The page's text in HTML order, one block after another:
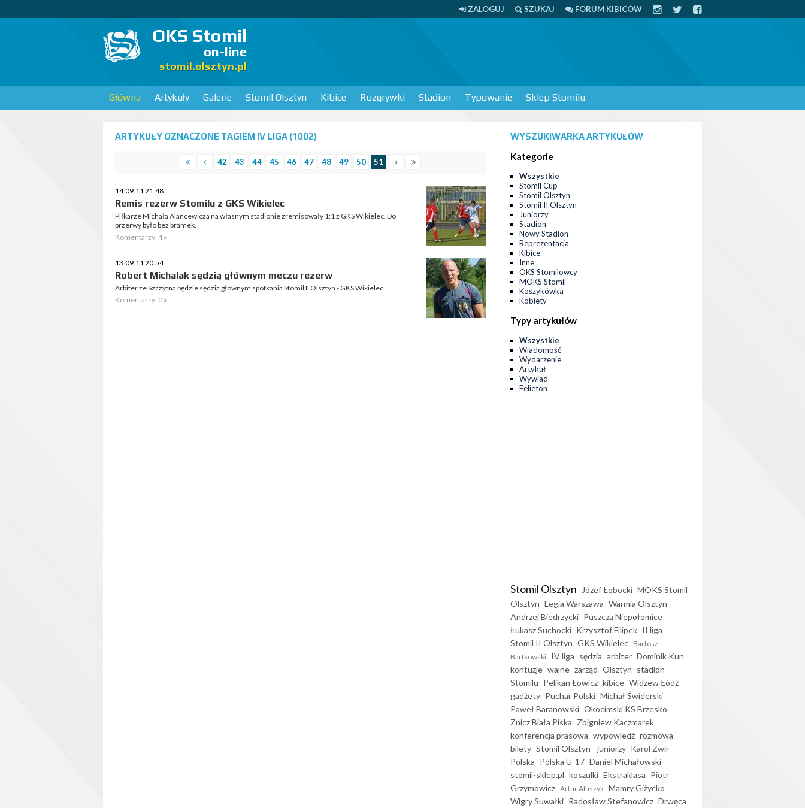
ZALOGUJ SZUKAJ FORUM KIBICÓW
OKS Stomil
on-line
stomil.olsztyn.pl
Główna Artykuły Galerie Stomil Olsztyn Kibice Rozgrywki Stadion Typowanie Sklep Stomilu
ARTYKUŁY OZNACZONE TAGIEM IV LIGA (1002)
42 43 44 45 46 47 48 49 50 51
14.09.11 21:48
Remis rezerw Stomilu z GKS Wikielec
Piłkarze Michała Alancewicza na własnym stadionie zremisowały 1:1 z GKS Wikielec. Do
przerwy było bez bramek.
Komentarzy: 4 »
13.09.11 20:54
Robert Michalak sędzią głównym meczu rezerw
Arbiter ze Szczytna będzie sędzia głównym spotkania Stomil II Olsztyn - GKS Wikielec.
Komentarzy: 0 »
WYSZUKIWARKA ARTYKUŁÓW
Kategorie
Wszystkie
Stomil Cup
Stomil Olsztyn
Stomil II Olsztyn
Juniorzy
Stadion
Nowy Stadion
Reprezentacja
Kibice
Inne
OKS Stomilowcy
MOKS Stomil
Koszykówka
Kobiety
Typy artykułów
Wszystkie
Wiadomość
Wydarzenie
Artykuł
Wywiad
Felieton
Stomil Olsztyn Józef Łobocki MOKS Stomil
Olsztyn Legia Warszawa Warmia Olsztyn
Andrzej Biedrzycki Puszcza Niepołomice
Łukasz Suchocki Krzysztof Filipek II liga
Stomil II Olsztyn GKS Wikielec Bartosz
Bartkowski IV liga sędzia arbiter Dominik Kun
kontuzje walne zarząd Olsztyn stadion
Stomilu Pelikan Łowicz kibice Widzew Łódź
gadżety Puchar Polski Michał Świderski
Paweł Baranowski Okocimski KS Brzesko
Znicz Biała Piska Zbigniew Kaczmarek
konferencja prasowa wypowiedź rozmowa
bilety Stomil Olsztyn - juniorzy Karol Żwir
Polska Polska U-17 Daniel Michałowski
stomil-sklep.pl koszulki Ekstraklasa Piotr
Grzymowicz Artur Aluszyk Mamry Giżycko
Wigry Suwałki Radosław Stefanowicz Drwęca